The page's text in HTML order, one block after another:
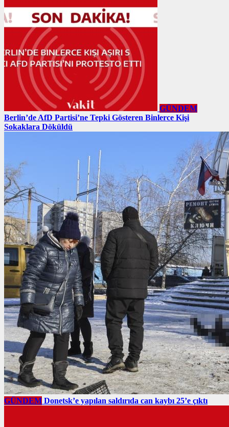
GÜNDEM
Berlin’de AfD Partisi’ne Tepki Gösteren Binlerce Kişi
Sokaklara Döküldü
GÜNDEM Donetsk’e yapılan saldırıda can kaybı 25’e çıktı